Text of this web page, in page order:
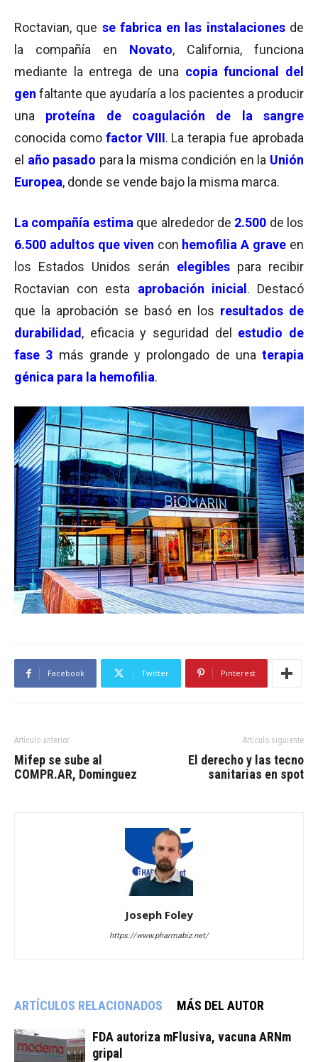
Roctavian, que se fabrica en las instalacionesde
la compañía en Novato, California, funciona
mediante la entrega de una copia funcional del
gen faltante que ayudaría a los pacientes a producir
una proteína de coagulación de la sangre
conocida como factor VIII. La terapia fue aprobada
el año pasado para la misma condición en la Unión
Europea, donde se vende bajo la misma marca.
La compañía estima que alrededor de 2.500 de los
6.500 adultos que viven con hemofilia A grave en
los Estados Unidos serán elegibles para recibir
Roctavian con esta aprobación inicial . Destacó
que la aprobación se basó en los resultados de
durabilidad , eficacia y seguridad del estudio de
fase 3 más grande y prolongado de una terapia
génica para la hemofilia.
Facebook Twitter Pinterest
Artículo anterior
Mifep se sube al
COMPR.AR, Dominguez
Artículo siguiente
El derecho y las tecno
sanitarias en spot
Joseph Foley
https://www.pharmabiz.net/
ARTÍCULOS RELACIONADOS MÁS DEL AUTOR
FDA autoriza mFlusiva, vacuna ARNm
gripal